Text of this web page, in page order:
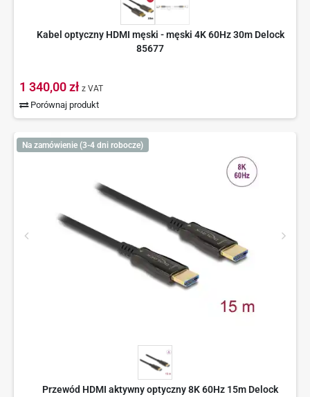
Kabel optyczny HDMI męski - męski 4K 60Hz 30m Delock
85677
1 340,00 zł z VAT
Porównaj produkt
Na zamówienie (3-4 dni robocze)
Przewód HDMI aktywny optyczny 8K 60Hz 15m Delock